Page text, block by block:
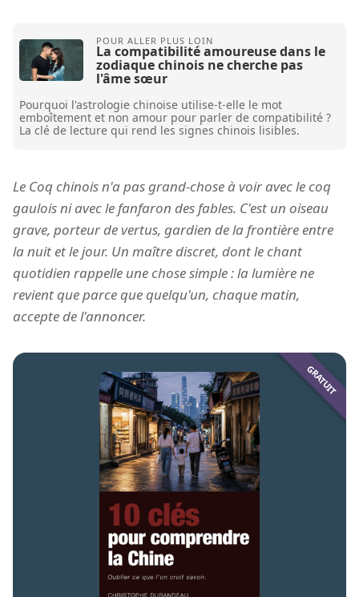
La compatibilité amoureuse dans le
zodiaque chinois ne cherche pas
l'âme sœur
Pourquoi l'astrologie chinoise utilise-t-elle le mot
emboîtement et non amour pour parler de compatibilité ?
La clé de lecture qui rend les signes chinois lisibles.
Le Coq chinois n'a pas grand-chose à voir avec le coq
gaulois ni avec le fanfaron des fables. C'est un oiseau
grave, porteur de vertus, gardien de la frontière entre
la nuit et le jour. Un maître discret, dont le chant
quotidien rappelle une chose simple : la lumière ne
revient que parce que quelqu'un, chaque matin,
accepte de l'annoncer.